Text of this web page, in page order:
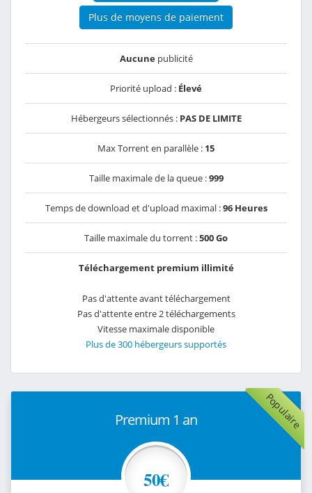
Plus de moyens de paiement
Aucunepublicité
Priorité upload : Élevé
Hébergeurs sélectionnés : PAS DE LIMITE
Max Torrent en parallèle : 15
Taille maximale de la queue :999
Temps de download et d'upload maximal :96 Heures
Taille maximale du torrent :500 Go
Téléchargement premium illimité
Pas d'attente avant téléchargement
Pas d'attente entre 2 téléchargements
Vitesse maximale disponible
Plus de 300 hébergeurs supportés
Populaire
Premium 1 an
50€